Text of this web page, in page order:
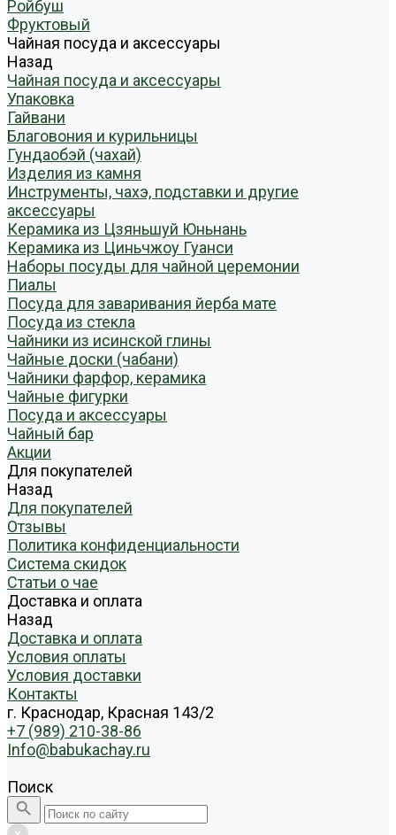
Ройбуш
Фруктовый
Чайная посуда и аксессуары
Назад
Чайная посуда и аксессуары
Упаковка
Гайвани
Благовония и курильницы
Гундаобэй (чахай)
Изделия из камня
Инструменты, чахэ, подставки и другие
аксессуары
Керамика из Цзяньшуй Юньнань
Керамика из Циньчжоу Гуанси
Наборы посуды для чайной церемонии
Пиалы
Посуда для заваривания йерба мате
Посуда из стекла
Чайники из исинской глины
Чайные доски (чабани)
Чайники фарфор, керамика
Чайные фигурки
Посуда и аксессуары
Чайный бар
Акции
Для покупателей
Назад
Для покупателей
Отзывы
Политика конфиденциальности
Система скидок
Статьи о чае
Доставка и оплата
Назад
Доставка и оплата
Условия оплаты
Условия доставки
Контакты
г. Краснодар, Красная 143/2
+7 (989) 210-38-86
Info@babukachay.ru
Поиск